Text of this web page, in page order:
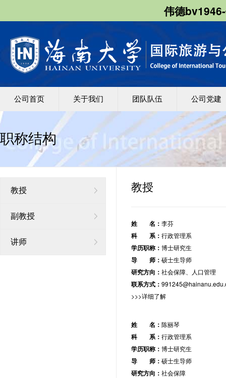
伟德
公司首页 关于我们 团队队伍 公司党建
职称结构
教授
副教授
讲师
教授
姓 名： 李芬
科 系： 行政管理系
学历职称： 博士研究生
导 师： 硕士生导师
研究方向： 社会保障、人口管理
联系方式：
>>>详细了解
姓 名： 陈丽琴
科 系： 行政管理系
学历职称： 博士研究生
导 师： 硕士生导师
研究方向： 社会保障